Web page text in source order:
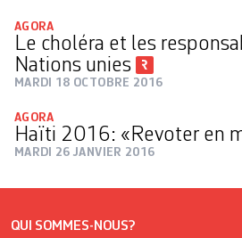
AGORA
Le choléra et les
Nations unies
MARDI 18 OCTOBRE 2016
AGORA
Haïti 2016: «Revoter en
MARDI 26 JANVIER 2016
QUI SOMMES-NOUS?